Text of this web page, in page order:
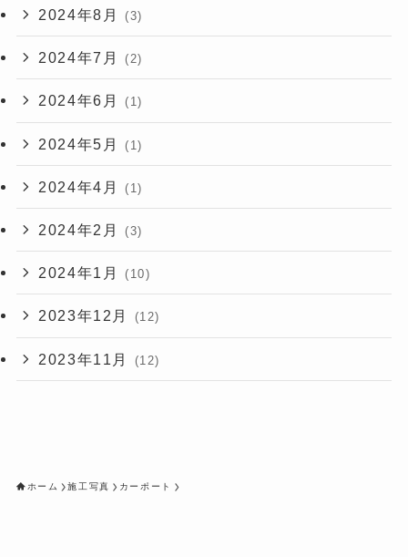
2024年8月 (3)
2024年7月 (2)
2024年6月 (1)
2024年5月 (1)
2024年4月 (1)
2024年2月 (3)
2024年1月 (10)
2023年12月 (12)
2023年11月 (12)
ホーム 施工写真 カーポート